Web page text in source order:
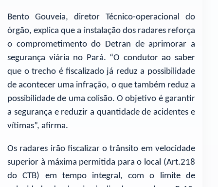
Bento Gouveia, diretor Técnico-operacional do
órgão, explica que a instalação dos radares reforça
o comprometimento do Detran de aprimorar a
segurança viária no Pará. “O condutor ao saber
que o trecho é fiscalizado já reduz a possibilidade
de acontecer uma infração, o que também reduz a
possibilidade de uma colisão. O objetivo é garantir
a segurança e reduzir a quantidade de acidentes e
vítimas”, afirma.
Os radares irão fiscalizar o trânsito em velocidade
superior à máxima permitida para o local (Art.218
do CTB) em tempo integral, com o limite de